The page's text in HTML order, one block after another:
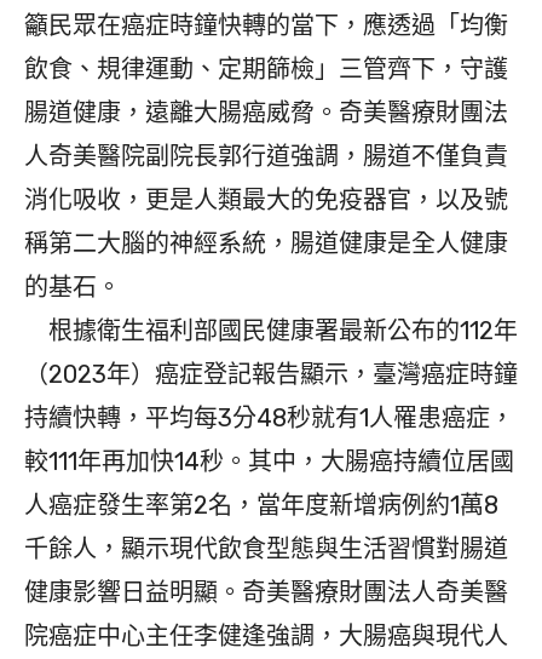
籲民眾在癌症時鐘快轉的當下，應透過「均衡
飲食、規律運動、定期篩檢」三管齊下，守護
腸道健康，遠離大腸癌威脅。奇美醫療財團法
人奇美醫院副院長郭行道強調，腸道不僅負責
消化吸收，更是人類最大的免疫器官，以及號
稱第二大腦的神經系統，腸道健康是全人健康
的基石。
根據衛生福利部國民健康署最新公布的112年
（2023年）癌症登記報告顯示，臺灣癌症時鐘
持續快轉，平均每3分48秒就有1人罹患癌症，
較111年再加快14秒。其中，大腸癌持續位居國
人癌症發生率第2名，當年度新增病例約1萬8
千餘人，顯示現代飲食型態與生活習慣對腸道
健康影響日益明顯。奇美醫療財團法人奇美醫
院癌症中心主任李健逢強調，大腸癌與現代人